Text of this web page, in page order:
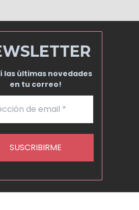
las últimas novedades
en tu correo!